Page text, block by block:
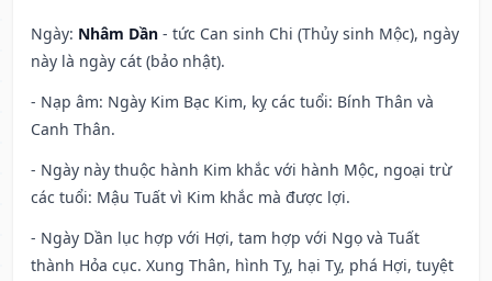
Ngày: Nhâm Dần - tức Can sinh Chi (Thủy sinh Mộc), ngày
này là ngày cát (bảo nhật).
- Nạp âm: Ngày Kim Bạc Kim, kỵ các tuổi: Bính Thân và
Canh Thân.
- Ngày này thuộc hành Kim khắc với hành Mộc, ngoại trừ
các tuổi: Mậu Tuất vì Kim khắc mà được lợi.
- Ngày Dần lục hợp với Hợi, tam hợp với Ngọ và Tuất
thành Hỏa cục. Xung Thân, hình Tỵ, hại Tỵ, phá Hợi, tuyệt